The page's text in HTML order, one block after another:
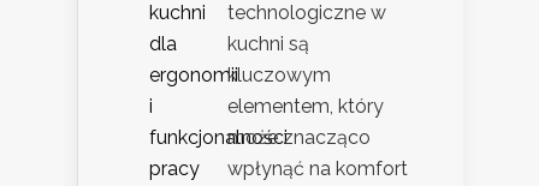
technologiczne w
kuchni są
kluczowym
elementem, który
może znacząco
wpłynąć na komfort